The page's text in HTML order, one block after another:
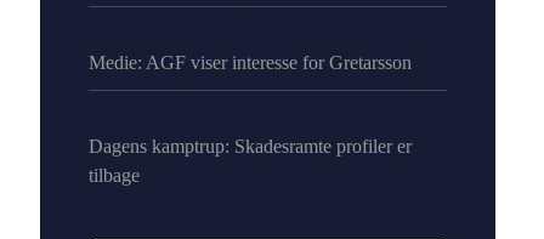
Medie: AGF viser interesse for Gretarsson
Dagens kamptrup: Skadesramte profiler er
tilbage